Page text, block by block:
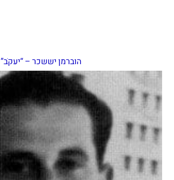
הוברמן יששכר – “יעקֹב”